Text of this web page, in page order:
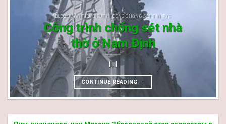
BLOG DỰ ÁN TIÊU BIỂU THI CÔNG CHỐNG SÉT TIN TỨC
Công trình chống sét nhà
thờ ở Nam Định
[...]
CONTINUE READING →